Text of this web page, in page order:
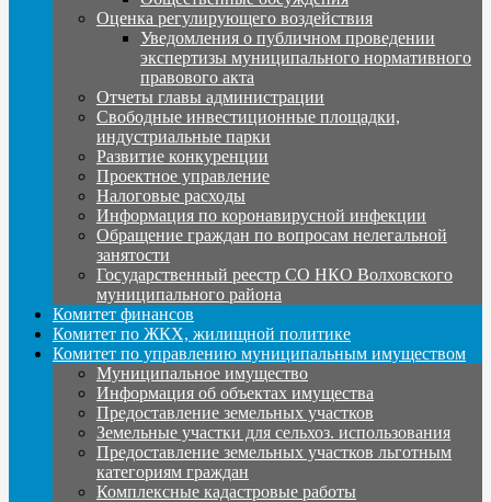
Оценка регулирующего воздействия
Уведомления о публичном проведении
экспертизы муниципального нормативного
правового акта
Отчеты главы администрации
Свободные инвестиционные площадки,
индустриальные парки
Развитие конкуренции
Проектное управление
Налоговые расходы
Информация по коронавирусной инфекции
Обращение граждан по вопросам нелегальной
занятости
Государственный реестр СО НКО Волховского
муниципального района
Комитет финансов
Комитет по ЖКХ, жилищной политике
Комитет по управлению муниципальным имуществом
Муниципальное имущество
Информация об объектах имущества
Предоставление земельных участков
Земельные участки для сельхоз. использования
Предоставление земельных участков льготным
категориям граждан
Комплексные кадастровые работы